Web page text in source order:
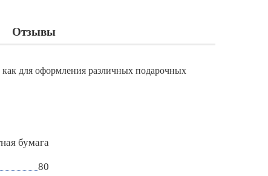
Отзывы
для оформления различных подарочных
бумага
80